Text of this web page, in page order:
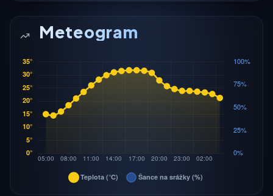
Meteogram